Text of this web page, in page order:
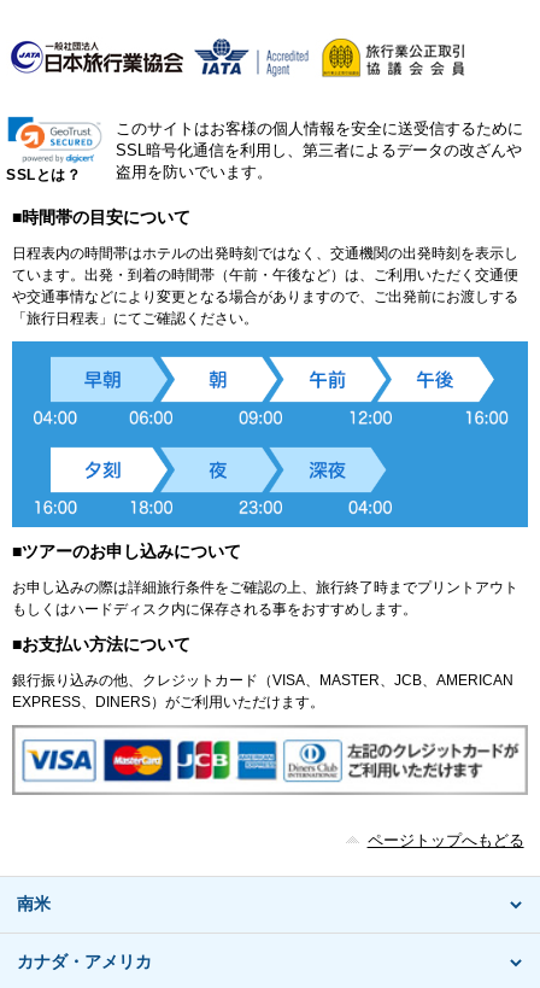
SSLとは？
このサイトはお客様の個人情報を安全に送受信するために
SSL暗号化通信を利用し、第三者によるデータの改ざんや
盗用を防いでいます。
■時間帯の目安について
日程表内の時間帯はホテルの出発時刻ではなく、交通機関の出発時刻を表示し
ています。出発・到着の時間帯（午前・午後など）は、ご利用いただく交通便
や交通事情などにより変更となる場合がありますので、ご出発前にお渡しする
「旅行日程表」にてご確認ください。
■ツアーのお申し込みについて
お申し込みの際は詳細旅行条件をご確認の上、旅行終了時までプリントアウト
もしくはハードディスク内に保存される事をおすすめします。
■お支払い方法について
銀行振り込みの他、クレジットカード（VISA、MASTER、JCB、AMERICAN
EXPRESS、DINERS）がご利用いただけます。
ページトップへもどる
南米
カナダ・アメリカ